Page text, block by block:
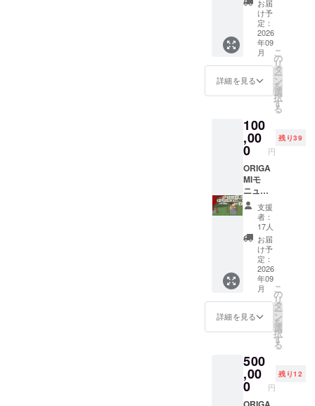
（ニッ
クネー
ム）ま
たは企
業名を
掲載し
ます。
み、ロ
ゴ／バ
ナーの
掲載は
不可 ・
掲載サ
イズ：
中
（9×3.5
ｃｍ程
度）※寸
法は多
少前後
する可
能性が
ござい
ます。
・支援
望され
るお名
前をご
記入く
グ協賛
チラシ
に名前
を掲載
する権
利
（大）
掲載し
たチラ
野新聞
の上三
川地域
に折り
込みま
す。 チ
ラシに
は支援
者様の
お名前
（ニッ
クネー
ム）ま
たは企
業名を
掲載し
ます。
・掲載
方法：
文字の
ゴ／バ
ナーの
掲載は
不可 ・
お届
け予
定：
2026
年09
月
詳細を見る
こ
の
リ
タ
ー
ン
を
選
択
す
る
100
,00
0 円
残り39
ORIGA
MIモ
ニュメ
ント プ
ロジェ
クト
ネーム
プレー
（小）
【お名
前掲
載】 ＋
ORIGA
MIモ
ニュメ
ラウド
ファン
ディン
グ協賛
支援
者：
17人
お届
け予
定：
2026
年09
月
詳細を見る
こ
の
リ
タ
ー
ン
を
選
択
す
る
500
,00
0 円
残り12